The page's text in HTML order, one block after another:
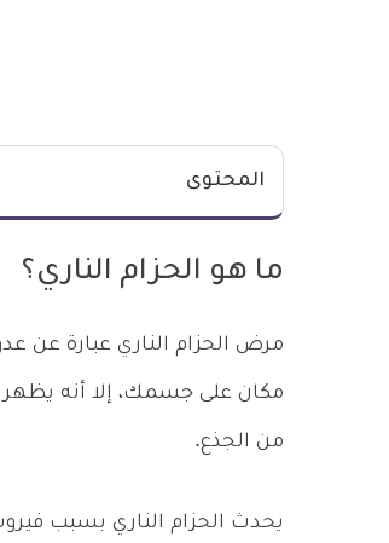
المحتوى
ما هو الحزام الناري؟
مرض الحزام الناري عبارة عن
مكان على جسمك، إلا أنه يظهر
من الجذع.
يحدث الحزام الناري بسبب